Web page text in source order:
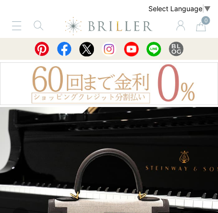
Select Language ▼
0
サービス ショッピングガイド 買取